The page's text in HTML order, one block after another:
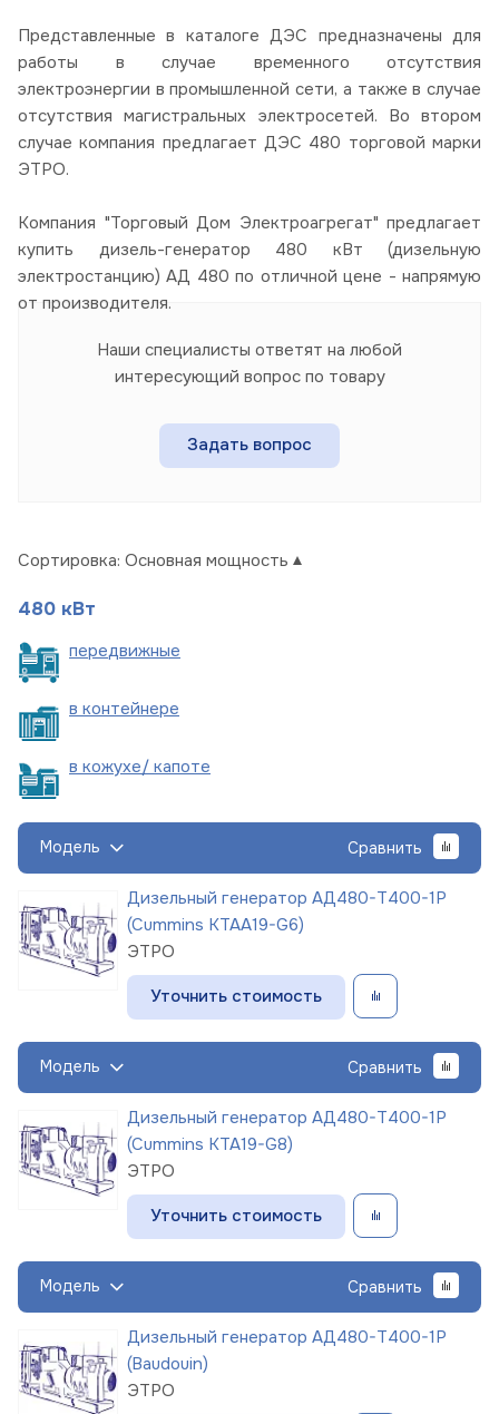
Представленные в каталоге ДЭС предназначены для
работы в случае временного отсутствия
электроэнергии в промышленной сети, а также в случае
отсутствия магистральных электросетей. Во втором
случае компания предлагает ДЭС 480 торговой марки
ЭТРО.
Компания "Торговый Дом Электроагрегат" предлагает
купить дизель-генератор 480 кВт (дизельную
электростанцию) АД 480 по отличной цене - напрямую
от производителя.
Наши специалисты ответят на любой
интересующий вопрос по товару
Задать вопрос
Сортировка: Основная мощность
480 кВт
передвижные
в контейнере
в кожухе/ капоте
Модель Сравнить
Дизельный генератор АД480-Т400-1Р
(Cummins KTAA19-G6)
ЭТРО
Уточнить стоимость
Модель Сравнить
Дизельный генератор АД480-Т400-1Р
(Cummins KTA19-G8)
ЭТРО
Уточнить стоимость
Модель Сравнить
Дизельный генератор АД480-Т400-1Р
(Baudouin)
ЭТРО